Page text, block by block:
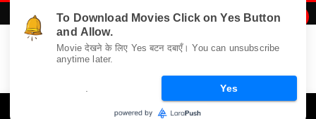
To Download Movies Click on Yes Button
and Allow.
Movie देखने के लिए Yes बटन दबाएँ। You can unsubscribe
anytime later.
Yes